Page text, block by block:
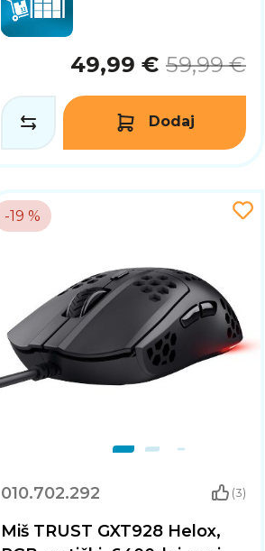
49,99 € 59,99 €
Dodaj
-19 %
010.702.292 (3)
Miš TRUST GXT928 Helox,